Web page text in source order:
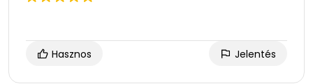
Hasznos Jelentés